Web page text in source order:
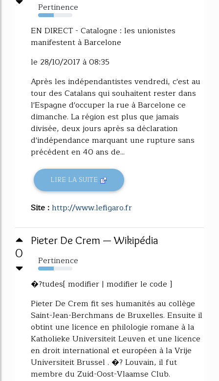
Pertinence
45%
EN DIRECT - Catalogne : les unionistes
manifestent à Barcelone
le 28/10/2017 à 08:35
Après les indépendantistes vendredi, c'est au
tour des Catalans qui souhaitent rester dans
l'Espagne d'occuper la rue à Barcelone ce
dimanche. La région est plus que jamais
divisée, deux jours après sa déclaration
d'indépendance marquant une rupture sans
précédent en 40 ans de...
LIRE LA SUITE
Site :http://www.lefigaro.fr
0
Pieter De Crem — Wikipédia
Pertinence
45%
�?tudes[ modifier | modifier le code ]
Pieter De Crem fit ses humanités au collège
Saint-Jean-Berchmans de Bruxelles. Ensuite il
obtint une licence en philologie romane à la
Katholieke Universiteit Leuven et une licence
en droit international et européen à la Vrije
Universiteit Brussel . �? Louvain, il fut
membre du Zuid-Oost-Vlaamse Club.